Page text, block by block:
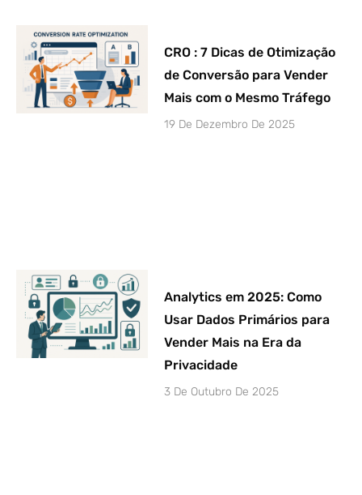
CRO : 7 Dicas de Otimização
de Conversão para Vender
Mais com o Mesmo Tráfego
19 De Dezembro De 2025
Analytics em 2025: Como
Usar Dados Primários para
Vender Mais na Era da
Privacidade
3 De Outubro De 2025